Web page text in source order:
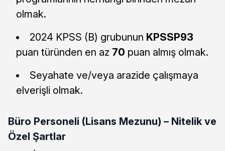
olmak.
2024 KPSS (B) grubunun KPSSP93
puan türünden en az 70 puan almış olmak.
Seyahate ve/veya arazide çalışmaya
elverişli olmak.
Büro Personeli (Lisans Mezunu) – Nitelik ve
Özel Şartlar